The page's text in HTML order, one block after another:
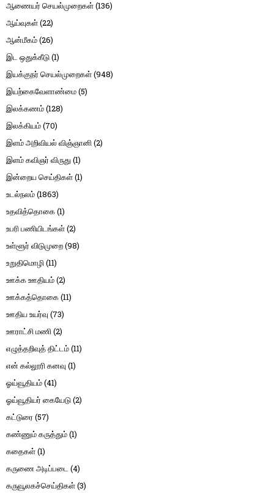
ஆணையர் செயல்முறைகள்(136)
ஆய்வுகள்(22)
ஆன்மீகம்(26)
இட ஒதுக்கீடு(1)
இயக்குநர் செயல்முறைகள்(948)
இயற்கைவேளாண்மை(5)
இலக்கணம்(128)
இலக்கியம்(70)
இளம் அறிவியல் விஞ்ஞானி(2)
இளம் கவிஞர் விருது(1)
இன்றைய செய்திகள்(1)
உடல்நலம்(1863)
உதவித்தொகை(1)
உபரி பணியிடங்கள்(2)
உள்ளூர் விடுமுறை(98)
உறுதிமொழி(11)
ஊக்க ஊதியம்(2)
ஊக்கத்தொகை(11)
ஊதிய உயர்வு (73)
ஊராட்சி மணி(2)
எழுத்தறிவுத் திட்டம்(11)
என் கல்லூரி கனவு (1)
ஓய்வூதியம்(41)
ஓய்வூதியர் கையேடு(2)
கட்டுரை (57)
கண்ணும் கருத்தும்(1)
கதைகள்(1)
கருணை அடிப்படை (4)
கருவூலகச்செய்திகள்(3)